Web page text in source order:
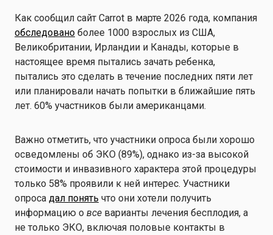
Как сообщил сайт Carrot в марте 2026 года, компания
обследовано более 1000 взрослых из США,
Великобритании, Ирландии и Канады, которые в
настоящее время пытались зачать ребенка,
пытались это сделать в течение последних пяти лет
или планировали начать попытки в ближайшие пять
лет. 60% участников были американцами.
Важно отметить, что участники опроса были хорошо
осведомлены об ЭКО (89%), однако из-за высокой
стоимости и инвазивного характера этой процедуры
только 58% проявили к ней интерес. Участники
опроса дал понять что они хотели получить
информацию о все варианты лечения бесплодия, а
не только ЭКО, включая половые контакты в